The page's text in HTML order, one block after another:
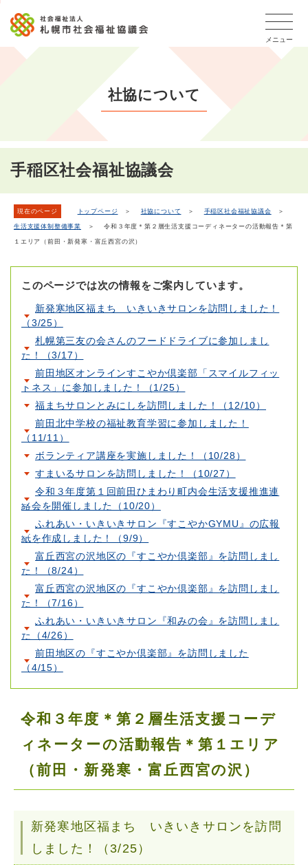
文
メニュー
か
社協について
手稲区社会福祉協議会
現在のページ トップページ ＞ 社協について ＞ 手稲区社会福祉協議会 ＞
生活支援体制整備事業 ＞ 令和３年度＊第２層生活支援コーディネーターの活動報告＊第
１エリア（前田・新発寒・富丘西宮の沢）
このページでは次の情報をご案内しています。
新発寒地区福まち いきいきサロンを訪問しました！
（3/25）
札幌第三友の会さんのフードドライブに参加しまし
た！（3/17）
前田地区オンラインすこやか倶楽部「スマイルフィッ
トネス」に参加しました！（1/25）
福まちサロンとみにしを訪問しました！（12/10）
前田北中学校の福祉教育学習に参加しました！
（11/11）
ボランティア講座を実施しました！（10/28）
すまいるサロンを訪問しました！（10/27）
令和３年度第１回前田ひまわり町内会生活支援推進連
絡会を開催しました（10/20）
ふれあい・いきいきサロン『すこやかGYMU』の広報
紙を作成しました！（9/9）
富丘西宮の沢地区の『すこやか倶楽部』を訪問しまし
た！（8/24）
富丘西宮の沢地区の『すこやか倶楽部』を訪問しまし
た！（7/16）
ふれあい・いきいきサロン『和みの会』を訪問しまし
た（4/26）
前田地区の『すこやか倶楽部』を訪問しました
（4/15）
令和３年度＊第２層生活支援コーデ
ィネーターの活動報告＊第１エリア
（前田・新発寒・富丘西宮の沢）
新発寒地区福まち いきいきサロンを訪問
しました！（3/25）
こ
タ
ー
こ
ま